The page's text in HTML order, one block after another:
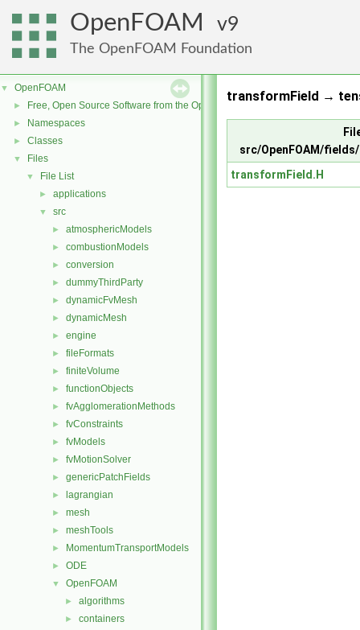
OpenFOAM 9
The OpenFOAM Foundation
▼ OpenFOAM
► Free, Open Source Software from the OpenFOAM Foundation
► Namespaces
► Classes
▼ Files
▼ File List
► applications
▼ src
► atmosphericModels
► combustionModels
► conversion
► dummyThirdParty
► dynamicFvMesh
► dynamicMesh
► engine
► fileFormats
► finiteVolume
► functionObjects
► fvAgglomerationMethods
► fvConstraints
► fvModels
► fvMotionSolver
► genericPatchFields
► lagrangian
► mesh
► meshTools
► MomentumTransportModels
► ODE
▼ OpenFOAM
► algorithms
► containers
transformField →
src/OpenFOAM/
transformField.H